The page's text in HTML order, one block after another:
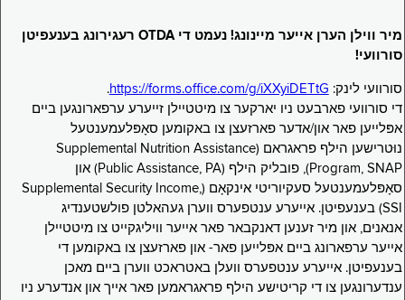
מיר ווילן הערן אייער מיינונג! נעמט די OTDA רעגירונג בענעפיטן
סורוועי!
סורוועי לינק: https://forms.office.com/g/iXXyiDETtG
.
די סורוועי פארבעט ניו יארקער צו מיטטיילן זייערע ערפארונגען ביים
אפּלייען פאר און/אדער פארזעצן צו באקומען סאָפּלעמענטעל
נוּטרישען הילף פראגראם (Supplemental Nutrition Assistance
Program, SNAP), פובליק הילף (Public Assistance, PA) און
סאָפּלעמענטעל סעקיוריטי אינקאָם (Supplemental Security Income,
SSI) בענעפיטן. אייערע ענטפערס ווערן געהאלטן פולשטענדיג
אנאנים, און מיר זענען דאנקבאר פאר אייער וויליגקייט צו מיטטיילן
אייער ערפארונג ביים אפּלייען פאר- און פארזעצן צו באקומען די
בענעפיטן. אייערע ענטפערס וועלן באטראכט ווערן ביים מאכן
ענדערונגען צו די קריטישע הילף פראגראמען פאר אייך און אנדערע ניו